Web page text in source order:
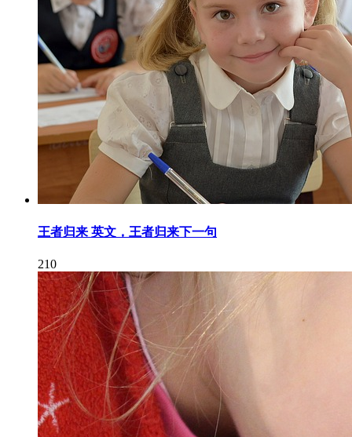
王者归来 英文，王者归来下一句
210